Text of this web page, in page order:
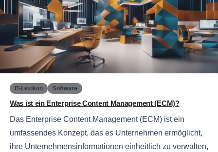
IT-Lexikon Software
Was ist ein Enterprise Content Management (ECM)?
Das Enterprise Content Management (ECM) ist ein
umfassendes Konzept, das es Unternehmen ermöglicht,
ihre Unternehmensinformationen einheitlich zu verwalten,